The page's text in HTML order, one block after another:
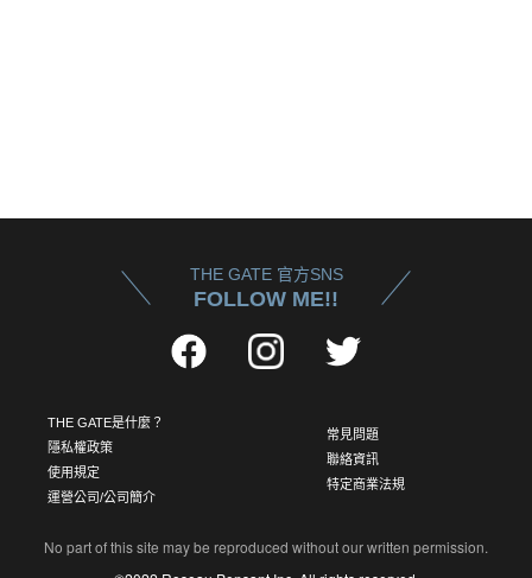
THE GATE 官方SNS
FOLLOW ME!!
THE GATE是什麼？
隱私權政策
使用規定
運營公司/公司簡介
常見問題
聯絡資訊
特定商業法規
No part of this site may be reproduced without our written permission.